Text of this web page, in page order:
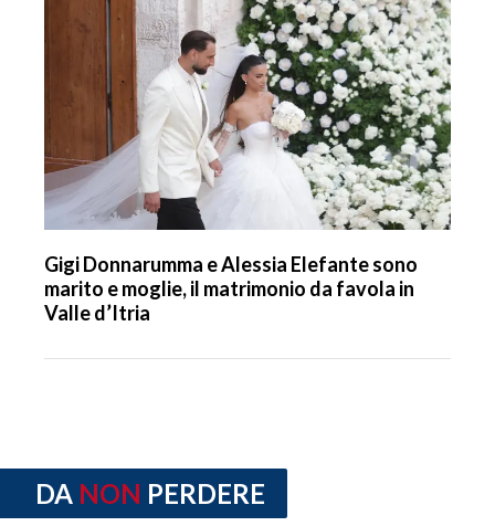
Gigi Donnarumma e Alessia Elefante sono
marito e moglie, il matrimonio da favola in
Valle d’Itria
DA NON PERDERE